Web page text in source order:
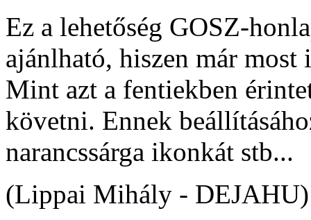
Ez a lehetőség GOSZ-
ajánlható, hiszen már
Mint azt a fentiekben
követni. Ennek
narancssárga ikonkát stb...
(Lippai Mihály - DEJAHU)